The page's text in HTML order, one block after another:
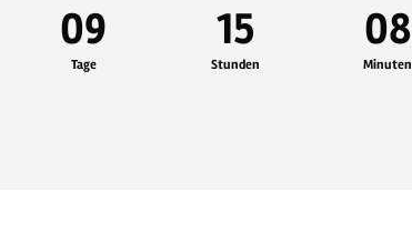
09
Tage
15
Stunden
08
Minuten